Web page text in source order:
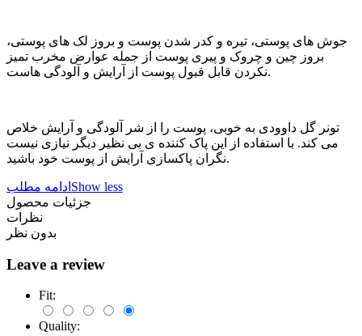
جوش های پوستی، تیره و کدر شدن پوست و بروز لک های پوستی،
بروز چین و چروک و پیری پوست از جمله عوارض مخرب تمیز
نکردن قابل قبول پوست از آرایش و آلودگی هاست.
تونر گل داوودی به خوبی، پوست را از شر آلودگی و آرایش خلاص
می کند. با استفاده از این پاک کننده ی بی نظیر دیگر نیازی نیست
نگران پاکسازی آرایش از پوست خود باشید.
ادامه مطلب Show less
جزئیات محصول
نظرات
بدون نظر
Leave a review
Fit:
Quality: